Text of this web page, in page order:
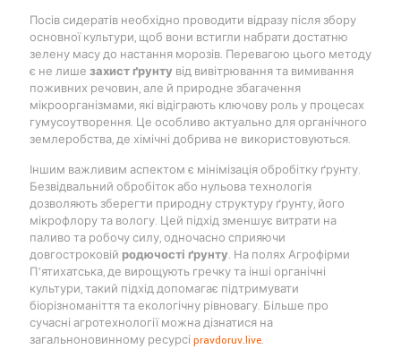
Посів сидератів необхідно проводити відразу після збору
основної культури, щоб вони встигли набрати достатню
зелену масу до настання морозів. Перевагою цього методу
є не лише захист ґрунту від вивітрювання та вимивання
поживних речовин, але й природне збагачення
мікроорганізмами, які відіграють ключову роль у процесах
гумусоутворення. Це особливо актуально для органічного
землеробства, де хімічні добрива не використовуються.
Іншим важливим аспектом є мінімізація обробітку ґрунту.
Безвідвальний обробіток або нульова технологія
дозволяють зберегти природну структуру ґрунту, його
мікрофлору та вологу. Цей підхід зменшує витрати на
паливо та робочу силу, одночасно сприяючи
довгостроковій родючості ґрунту. На полях Агрофірми
П’ятихатська, де вирощують гречку та інші органічні
культури, такий підхід допомагає підтримувати
біорізноманіття та екологічну рівновагу. Більше про
сучасні агротехнології можна дізнатися на
загальноновинному ресурсі pravdoruv.live.